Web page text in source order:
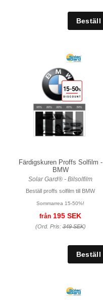
Färdigskuren Proffs Solfilm -
BMW
Solar Gard® - Bilsolfilm
Beställ proffs solfilm till BMW
Sommarrea 15-50%!
från 195 SEK
(Ord. Pris:349 SEK)